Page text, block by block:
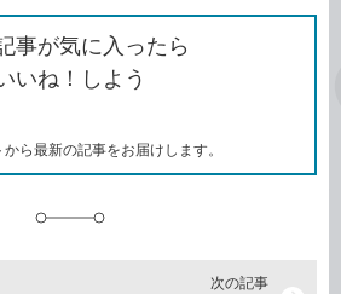
で
シ
ェ
ア
シ
ェ
ア
な
ブ
ッ
ク
ク
ク
を
コ
事が気に入ったら
いね！しよう
ら最新の記事をお届けします。
次の記事